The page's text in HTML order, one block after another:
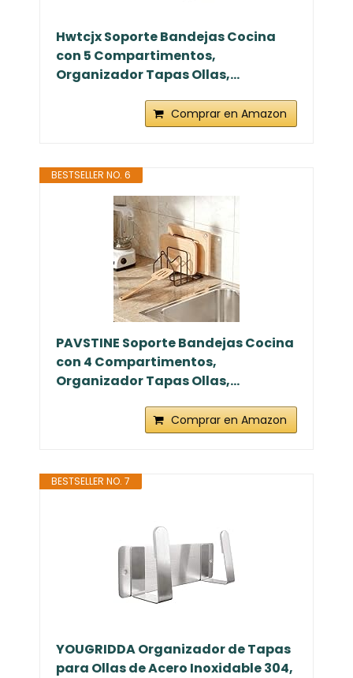
Hwtcjx Soporte Bandejas Cocina
con 5 Compartimentos,
Organizador Tapas Ollas,...
Comprar en Amazon
BESTSELLER NO. 6
PAVSTINE Soporte Bandejas Cocina
con 4 Compartimentos,
Organizador Tapas Ollas,...
Comprar en Amazon
BESTSELLER NO. 7
YOUGRIDDA Organizador de Tapas
para Ollas de Acero Inoxidable 304,